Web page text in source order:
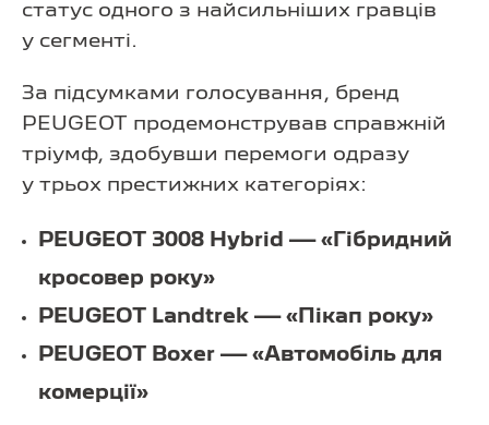
статус одного з найсильніших гравців
у сегменті.
За підсумками голосування, бренд
PEUGEOT продемонстрував справжній
тріумф, здобувши перемоги одразу
у трьох престижних категоріях:
PEUGEOT 3008 Hybrid — «Гібридний
кросовер року»
PEUGEOT Landtrek — «Пікап року»
PEUGEOT Boxer — «Автомобіль для
комерції»